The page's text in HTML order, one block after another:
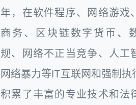
年，在软件程序、网络游戏
商务、区块链数字货币、
规、网络不正当竞争、人工
网络暴力等IT互联网和强制执
积累了丰富的专业技术和法